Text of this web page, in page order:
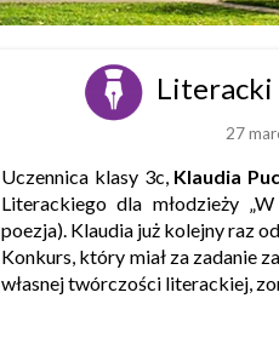
Literacki
27
Uczennica klasy 3c, Klaudia
Literackiego dla młodzieży
poezja). Klaudia już kolejny raz
Konkurs, który miał za zadanie
własnej twórczości literackiej,